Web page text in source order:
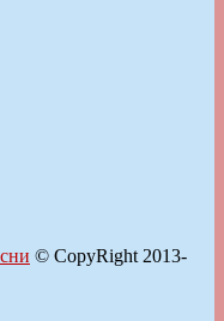
© CopyRight 2013-